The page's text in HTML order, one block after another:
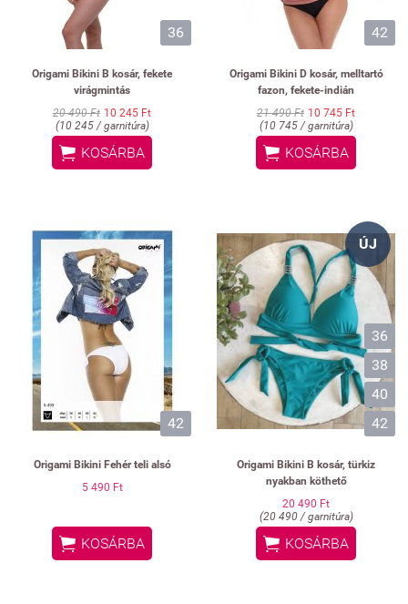
36
Origami Bikini B kosár, fekete
virágmintás
20 490 Ft 10 245 Ft
(10 245 / garnitúra)
 KOSÁRBA
42
Origami Bikini D kosár, melltartó
fazon, fekete-indián
21 490 Ft 10 745 Ft
(10 745 / garnitúra)
 KOSÁRBA
42
Origami Bikini Fehér teli alsó
5 490 Ft
 KOSÁRBA
ÚJ
36
38
40
42
Origami Bikini B kosár, türkiz
nyakban köthető
20 490 Ft
(20 490 / garnitúra)
 KOSÁRBA